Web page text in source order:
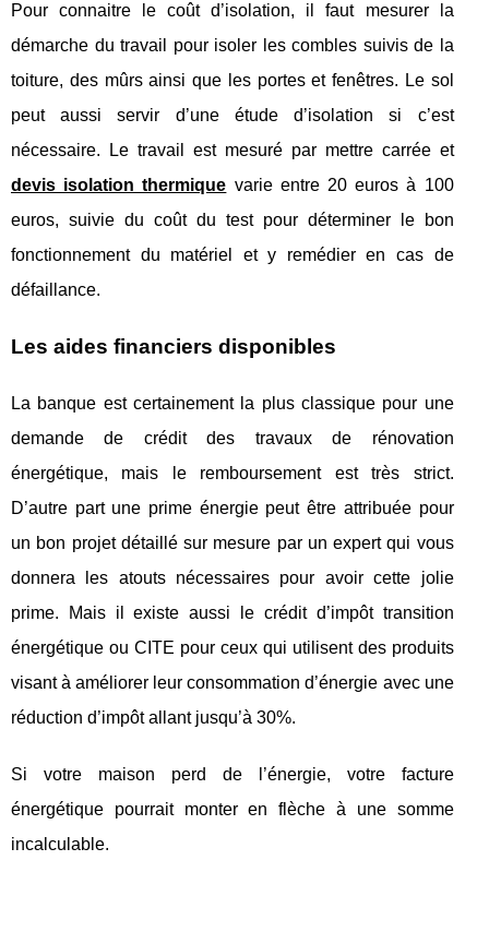
Pour connaitre le coût d’isolation, il faut mesurer la
démarche du travail pour isoler les combles suivis de la
toiture, des mûrs ainsi que les portes et fenêtres. Le sol
peut aussi servir d’une étude d’isolation si c’est
nécessaire. Le travail est mesuré par mettre carrée et
devis isolation thermique varie entre 20 euros à 100
euros, suivie du coût du test pour déterminer le bon
fonctionnement du matériel et y remédier en cas de
défaillance.
Les aides financiers disponibles
La banque est certainement la plus classique pour une
demande de crédit des travaux de rénovation
énergétique, mais le remboursement est très strict.
D’autre part une prime énergie peut être attribuée pour
un bon projet détaillé sur mesure par un expert qui vous
donnera les atouts nécessaires pour avoir cette jolie
prime. Mais il existe aussi le crédit d’impôt transition
énergétique ou CITE pour ceux qui utilisent des produits
visant à améliorer leur consommation d’énergie avec une
réduction d’impôt allant jusqu’à 30%.
Si votre maison perd de l’énergie, votre facture
énergétique pourrait monter en flèche à une somme
incalculable.